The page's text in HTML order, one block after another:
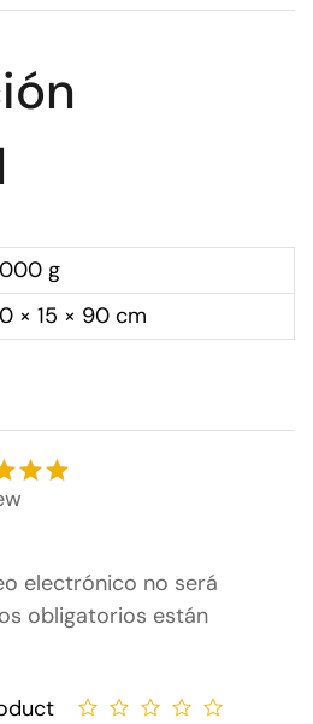
g
× 15 × 90 cm
en
a
electrónico no será
obligatorios están